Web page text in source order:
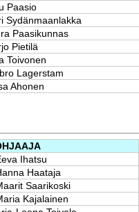
Paasio
Sydänmaanlakka
Paasikunnas
Pietilä
Toivonen
Lagerstam
Ahonen
Ihatsu
Haataja
Saarikoski
Kajalainen